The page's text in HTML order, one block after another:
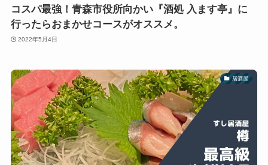
コスパ最強！青森市役所向かい『酒処 入ます亭』に
行ったらおまかせコースがオススメ。
2022年5月4日
居酒屋